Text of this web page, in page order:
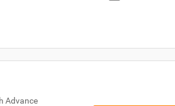
Advance